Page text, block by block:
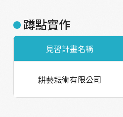
蹲點實作
見習計畫名稱
耕藝耘術有限公司